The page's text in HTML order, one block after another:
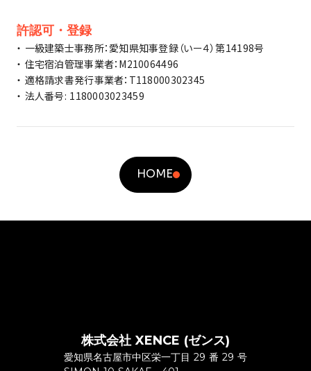
許認可・登録
・ 一級建築士事務所：愛知県知事登録（いー４）第14198号
・ 住宅宿泊管理事業者：M210064496
・ 適格請求書発行事業者：T118000302345
・ 法人番号: 1180003023459
HOME
株式会社 XENCE (ゼンス)
愛知県名古屋市中区栄一丁目 29 番 29 号